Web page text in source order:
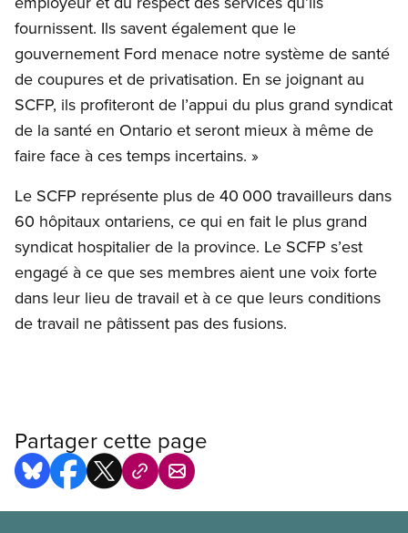
fournissent. Ils savent également que le
gouvernement Ford menace notre système de santé
de coupures et de privatisation. En se joignant au
SCFP, ils profiteront de l’appui du plus grand syndicat
de la santé en Ontario et seront mieux à même de
faire face à ces temps incertains. »
Le SCFP représente plus de 40 000 travailleurs dans
60 hôpitaux ontariens, ce qui en fait le plus grand
syndicat hospitalier de la province. Le SCFP s’est
engagé à ce que ses membres aient une voix forte
dans leur lieu de travail et à ce que leurs conditions
de travail ne pâtissent pas des fusions.
Partager cette page